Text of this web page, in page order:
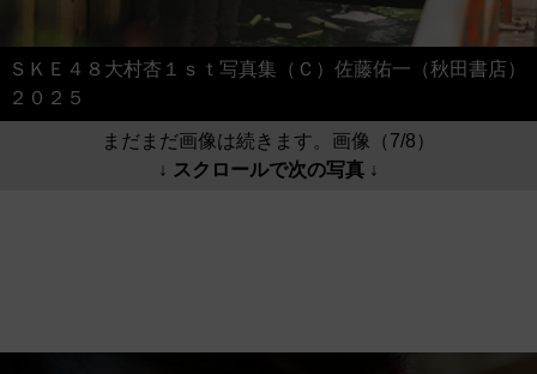
ＳＫＥ４８大村杏１ｓｔ写真集（Ｃ）佐藤佑一（秋田書店）
２０２５
まだまだ画像は続きます。画像（7/8）
↓ スクロールで次の写真 ↓